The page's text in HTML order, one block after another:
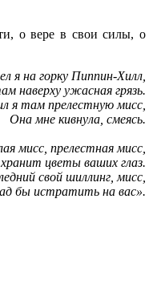
о вере в свои силы, о
я на горку Пиппин-Хилл,
наверху ужасная грязь.
я там прелестную мисс,
Она мне кивнула, смеясь.
мисс, прелестная мисс,
цветы ваших глаз.
свой шиллинг, мисс,
бы истратить на вас».